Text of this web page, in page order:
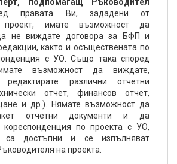
правата Ви, зададени от
проект, имате възможност да
не виждате договора за БФП и
както и осъществената по
с УО. Също така според
възможност да виждате,
различни отчетни
отчет, финансов отчет,
и др.). Нямате възможност да
отчетни документи и да
кореспонденция по проекта с УО,
са достъпни и се изпълняват
на проекта.